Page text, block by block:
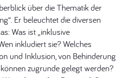
über die Thematik der
Er beleuchtet die diversen
Was ist „inklusive
inkludiert sie? Welches
und Inklusion, von Behinderung
zugrunde gelegt werden?